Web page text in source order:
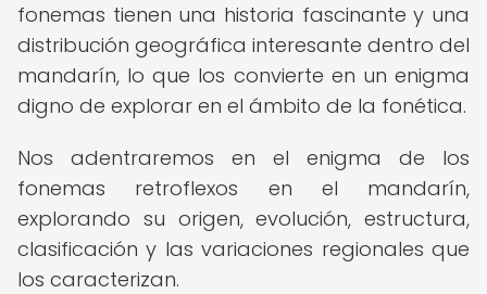
fonemas tienen una historia fascinante y una
distribución geográfica interesante dentro del
mandarín, lo que los convierte en un enigma
digno de explorar en el ámbito de la fonética.
Nos adentraremos en el enigma de los
fonemas retroflexos en el mandarín,
explorando su origen, evolución, estructura,
clasificación y las variaciones regionales que
los caracterizan.